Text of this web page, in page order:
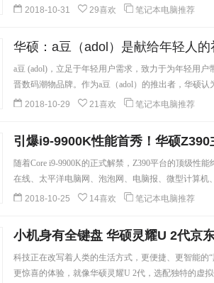
然能够得到部分年轻用户的用户，但却与现代年轻
使命定居在了“每一位年轻人都值得珍重”，与标榜
股... [详细]
2018-10-31 29喜欢 笔记本电脑推荐
华硕：a豆（adol）是献给年轻人的
a豆 (adol)，立足于年轻用户需求，致力于为年轻用
晋数码潮物品牌。作为a豆（adol）的推出者，华硕认
物”。...
[详细]
2018-10-29 21喜欢 笔记本电脑推荐
引爆i9-9900K性能首秀！华硕
随着Core i9-9900K的正式解禁，Z390平台的顶级性
在线、太平洋电脑网、泡泡网、电脑报、微型计算机
技媒体都使用了华硕Z390主板来进行Core i9-9900K
2018-10-25 14喜欢 笔记本电脑推荐
小机身有全键盘 华硕灵耀U 2代京
科技正在改写着人类的生活方式，更便捷、更智能的
更惊喜的体验，就像华硕灵耀U 2代，选配独特的虚